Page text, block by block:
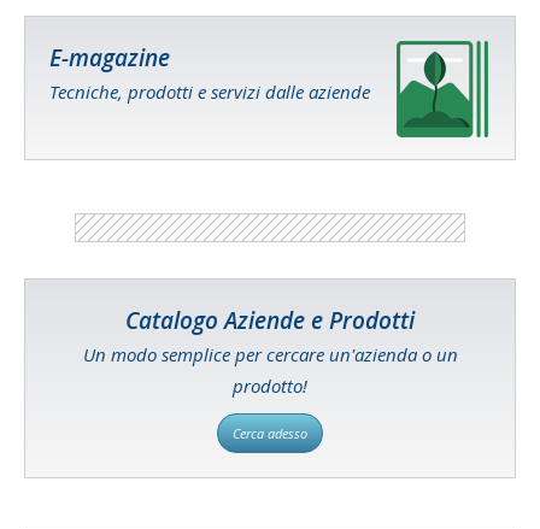
E-magazine
Tecniche, prodotti e servizi dalle aziende
Catalogo Aziende e Prodotti
Un modo semplice per cercare un'azienda o un
prodotto!
Cerca adesso